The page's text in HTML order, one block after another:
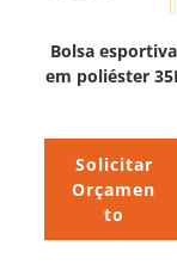
Bolsa esportiva
em poliéster
Solicitar
Orçamen
to